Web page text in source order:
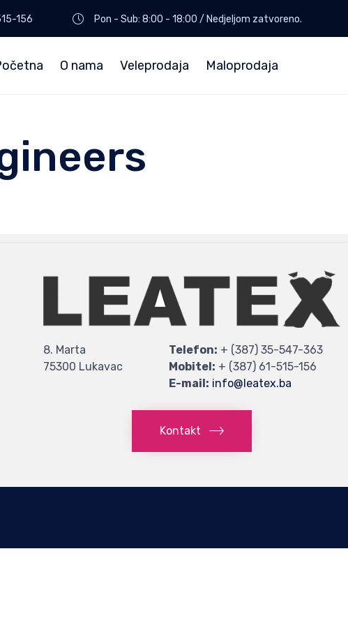
156 Pon - Sub: 8:00 - 18:00 / Nedjeljom zatvoreno.
O nama Veleprodaja Maloprodaja
8. Marta
75300 Lukavac
Telefon: + (387) 35-547-363
Mobitel: + (387) 61-515-156
E-mail: info@leatex.ba
Kontakt